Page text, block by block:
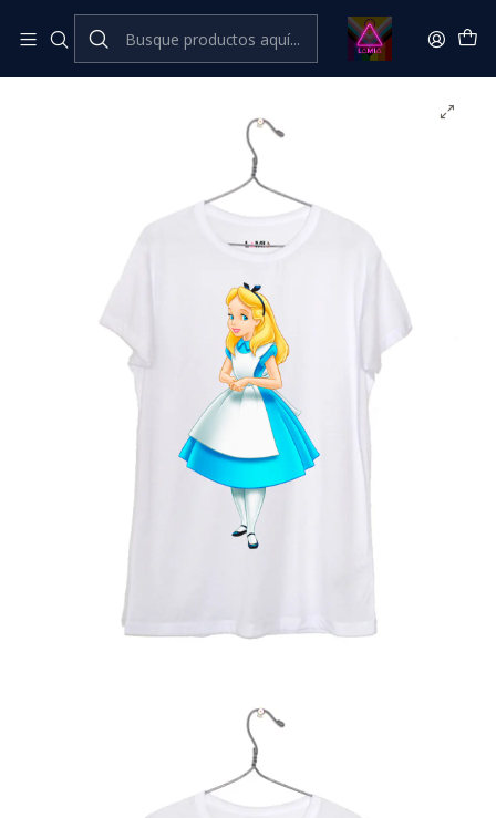
Catálogo Classic Cine Series y TV Classic